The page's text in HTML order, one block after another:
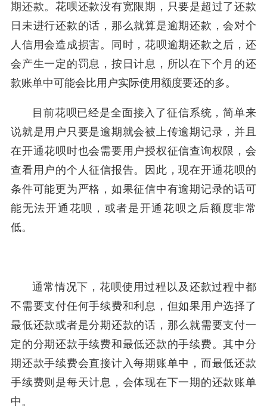
期还款。花呗还款没有宽限期，只要是超过了还款
日未进行还款的话，那么就算是逾期还款，会对个
人信用会造成损害。同时，花呗逾期还款之后，还
会产生一定的罚息，按日计息，所以在下个月的还
款账单中可能会比用户实际使用额度要还的多。
目前花呗已经是全面接入了征信系统，简单来
说就是用户只要是逾期就会被上传逾期记录，并且
在开通花呗时也会需要用户授权征信查询权限，会
查看用户的个人征信报告。因此，现在开通花呗的
条件可能更为严格，如果征信中有逾期记录的话可
能无法开通花呗，或者是开通花呗之后额度非常
低。
通常情况下，花呗使用过程以及还款过程中都
不需要支付任何手续费和利息，但如果用户选择了
最低还款或者是分期还款的话，那么就需要支付一
定的分期还款手续费和最低还款的手续费。其中分
期还款手续费会直接计入每期账单中，而最低还款
手续费则是每天计息，会体现在下一期的还款账单
中。